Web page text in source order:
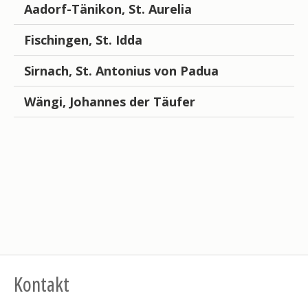
Aadorf-Tänikon, St. Aurelia
Fischingen, St. Idda
Sirnach, St. Antonius von Padua
Wängi, Johannes der Täufer
Kontakt